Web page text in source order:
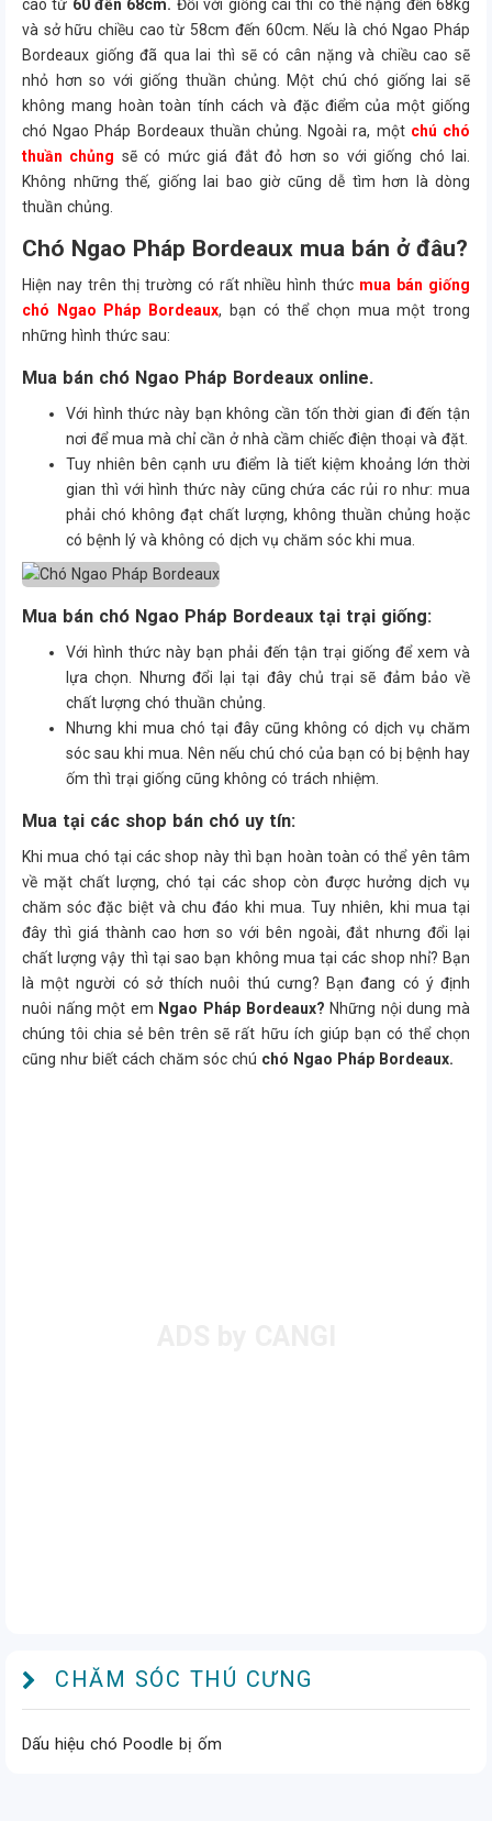
cao từ 60 đến 68cm. Đối với giống cái thì có thể nặng đến 68kg
và sở hữu chiều cao từ 58cm đến 60cm. Nếu là chó Ngao Pháp
Bordeaux giống đã qua lai thì sẽ có cân nặng và chiều cao sẽ
nhỏ hơn so với giống thuần chủng. Một chú chó giống lai sẽ
không mang hoàn toàn tính cách và đặc điểm của một giống
chó Ngao Pháp Bordeaux thuần chủng. Ngoài ra, một chú chó
thuần chủng sẽ có mức giá đắt đỏ hơn so với giống chó lai.
Không những thế, giống lai bao giờ cũng dễ tìm hơn là dòng
thuần chủng.
Chó Ngao Pháp Bordeaux mua bán ở đâu?
Hiện nay trên thị trường có rất nhiều hình thức mua bán giống
chó Ngao Pháp Bordeaux, bạn có thể chọn mua một trong
những hình thức sau:
Mua bán chó Ngao Pháp Bordeaux online.
Với hình thức này bạn không cần tốn thời gian đi đến tận
nơi để mua mà chỉ cần ở nhà cầm chiếc điện thoại và đặt.
Tuy nhiên bên cạnh ưu điểm là tiết kiệm khoảng lớn thời
gian thì với hình thức này cũng chứa các rủi ro như: mua
phải chó không đạt chất lượng, không thuần chủng hoặc
có bệnh lý và không có dịch vụ chăm sóc khi mua.
Mua bán chó Ngao Pháp Bordeaux tại trại giống:
Với hình thức này bạn phải đến tận trại giống để xem và
lựa chọn. Nhưng đổi lại tại đây chủ trại sẽ đảm bảo về
chất lượng chó thuần chủng.
Nhưng khi mua chó tại đây cũng không có dịch vụ chăm
sóc sau khi mua. Nên nếu chú chó của bạn có bị bệnh hay
ốm thì trại giống cũng không có trách nhiệm.
Mua tại các shop bán chó uy tín:
Khi mua chó tại các shop này thì bạn hoàn toàn có thể yên tâm
về mặt chất lượng, chó tại các shop còn được hưởng dịch vụ
chăm sóc đặc biệt và chu đáo khi mua. Tuy nhiên, khi mua tại
đây thì giá thành cao hơn so với bên ngoài, đắt nhưng đổi lại
chất lượng vậy thì tại sao bạn không mua tại các shop nhỉ? Bạn
là một người có sở thích nuôi thú cưng? Bạn đang có ý định
nuôi nấng một em Ngao Pháp Bordeaux? Những nội dung mà
chúng tôi chia sẻ bên trên sẽ rất hữu ích giúp bạn có thể chọn
cũng như biết cách chăm sóc chú chó Ngao Pháp Bordeaux.
CHĂM SÓC THÚ CƯNG
Dấu hiệu chó Poodle bị ốm